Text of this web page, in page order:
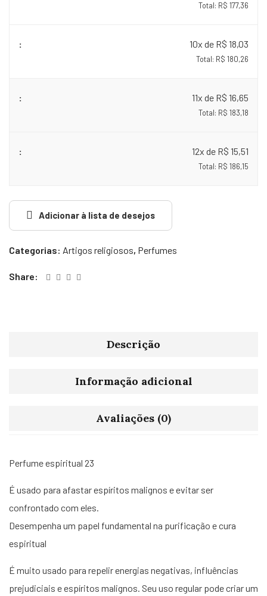
Total: R$ 177,36
10x de R$ 18,03
Total: R$ 180,26
11x de R$ 16,65
Total: R$ 183,18
12x de R$ 15,51
Total: R$ 186,15
Adicionar à lista de desejos
Categorias: Artigos religiosos, Perfumes
Share:
Descrição
Informação adicional
Avaliações (0)
Perfume espiritual 23
É usado para afastar espíritos malignos e evitar ser
confrontado com eles.
Desempenha um papel fundamental na purificação e cura
espiritual
É muito usado para repelir energias negativas, influências
prejudiciais e espíritos malignos. Seu uso regular pode criar um